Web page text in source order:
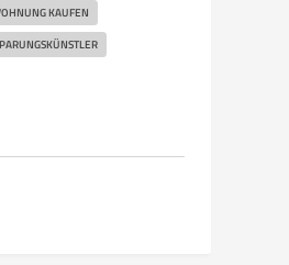
KAUFEN